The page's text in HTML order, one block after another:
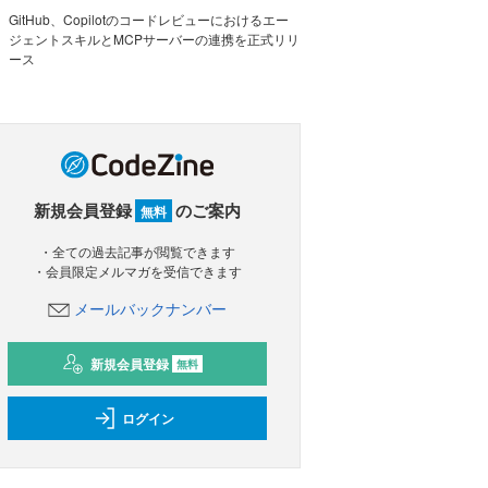
GitHub、Copilotのコードレビューにおけるエー
ジェントスキルとMCPサーバーの連携を正式リリ
ース
新規会員登録 無料 のご案内
・全ての過去記事が閲覧できます
・会員限定メルマガを受信できます
メールバックナンバー
新規会員登録 無料
ログイン